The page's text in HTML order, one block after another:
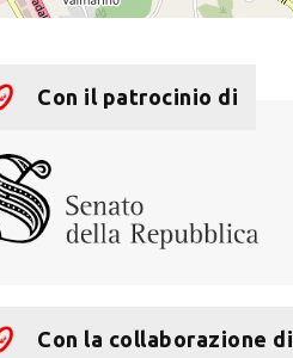
Con il patrocinio di
Con la collaborazione di